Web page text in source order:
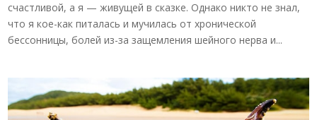
счастливой, а я — живущей в сказке. Однако никто не знал,
что я кое-как питалась и мучилась от хронической
бессонницы, болей из-за защемления шейного нерва и...